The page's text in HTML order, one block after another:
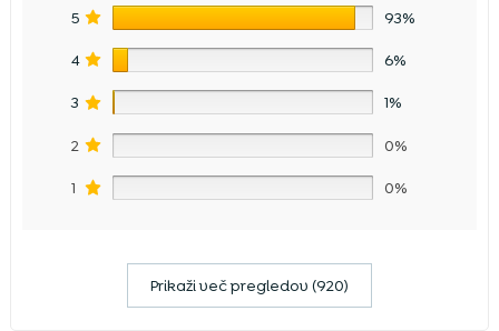
5 93%
4 6%
3 1%
2 0%
1 0%
Prikaži več pregledov (920)